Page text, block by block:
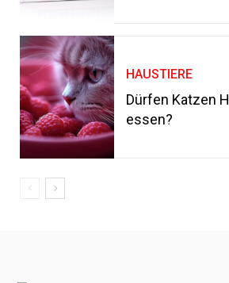
HAUSTIERE
Dürfen Katzen
essen?